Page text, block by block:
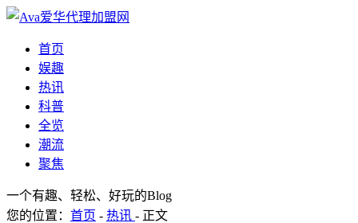
首页
娱趣
热讯
科普
全览
潮流
聚焦
一个有趣、轻松、好玩的Blog
您的位置： 首页 - 热讯 - 正文